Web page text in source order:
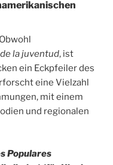
Obwohl
la juventud, ist
ein Eckpfeiler des
eine Vielzahl
mit einem
und regionalen
Populares